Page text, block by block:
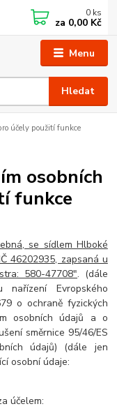
Menu
Hledat
0 ks
za 0,00 Kč
účely použití funkce
osobních
funkce
se sídlem Hlboké
46202935, zapsaná u
580-47708". (dále
Evropského
o ochraně fyzických
osobních údajů a o
směrnice 95/46/ES
údajů) (dále jen
osobní údaje:
účelem: